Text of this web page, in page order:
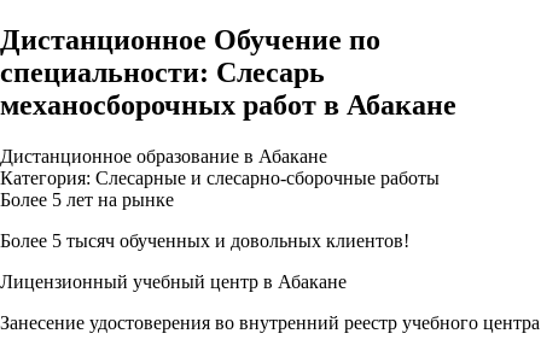
Дистанционное Обучение по
специальности: Слесарь
механосборочных работ в Абакане
Дистанционное образование в Абакане
Категория: Слесарные и слесарно-сборочные работы
Более 5 лет на рынке
Более 5 тысяч обученных и довольных клиентов!
Лицензионный учебный центр в Абакане
Занесение удостоверения во внутренний реестр учебного центра